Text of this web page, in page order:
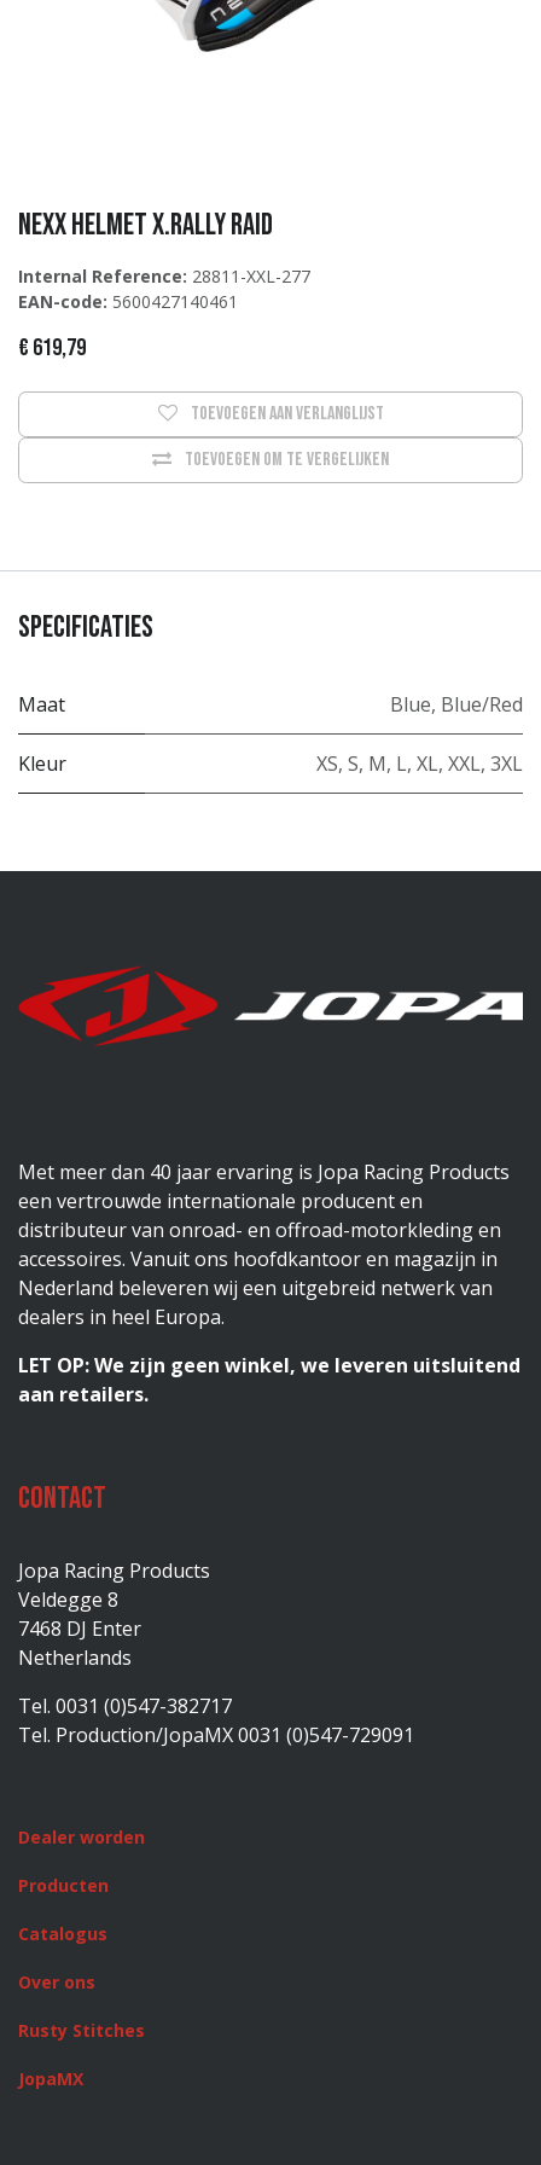
NEXX Helmet X.Rally Raid
Internal Reference: 28811-XXL-277
EAN-code: 5600427140461
€ 619,79
Toevoegen om te vergelijken
Toevoegen aan verlanglijst
Specificaties
Maat Blue, Blue/Red
Kleur XS, S, M, L, XL, XXL, 3XL
Met meer dan 40 jaar ervaring is Jopa Racing Products
een vertrouwde internationale producent en
distributeur van onroad- en offroad-motorkleding en
accessoires. Vanuit ons hoofdkantoor en magazijn in
Nederland beleveren wij een uitgebreid netwerk van
dealers in heel Europa.
LET OP: We zijn geen winkel, we leveren uitsluitend
aan retailers.
Contact
Jopa Racing Products
Veldegge 8
7468 DJ Enter
Netherlands
Tel. 0031 (0)547-382717
Tel. Production/JopaMX 0031 (0)547-729091
Dealer worden
Producten
Catalogus
Over ons
Rusty Stitches
JopaMX